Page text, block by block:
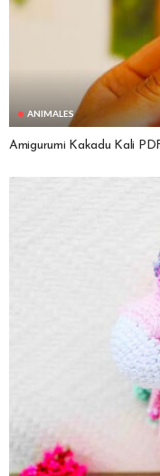
ANIMALES
Amigurumi Kakadu Kali